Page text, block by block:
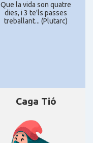
Que la vida son quatre
dies, i 3 te'ls passes
treballant... (Plutarc)
Caga Tió